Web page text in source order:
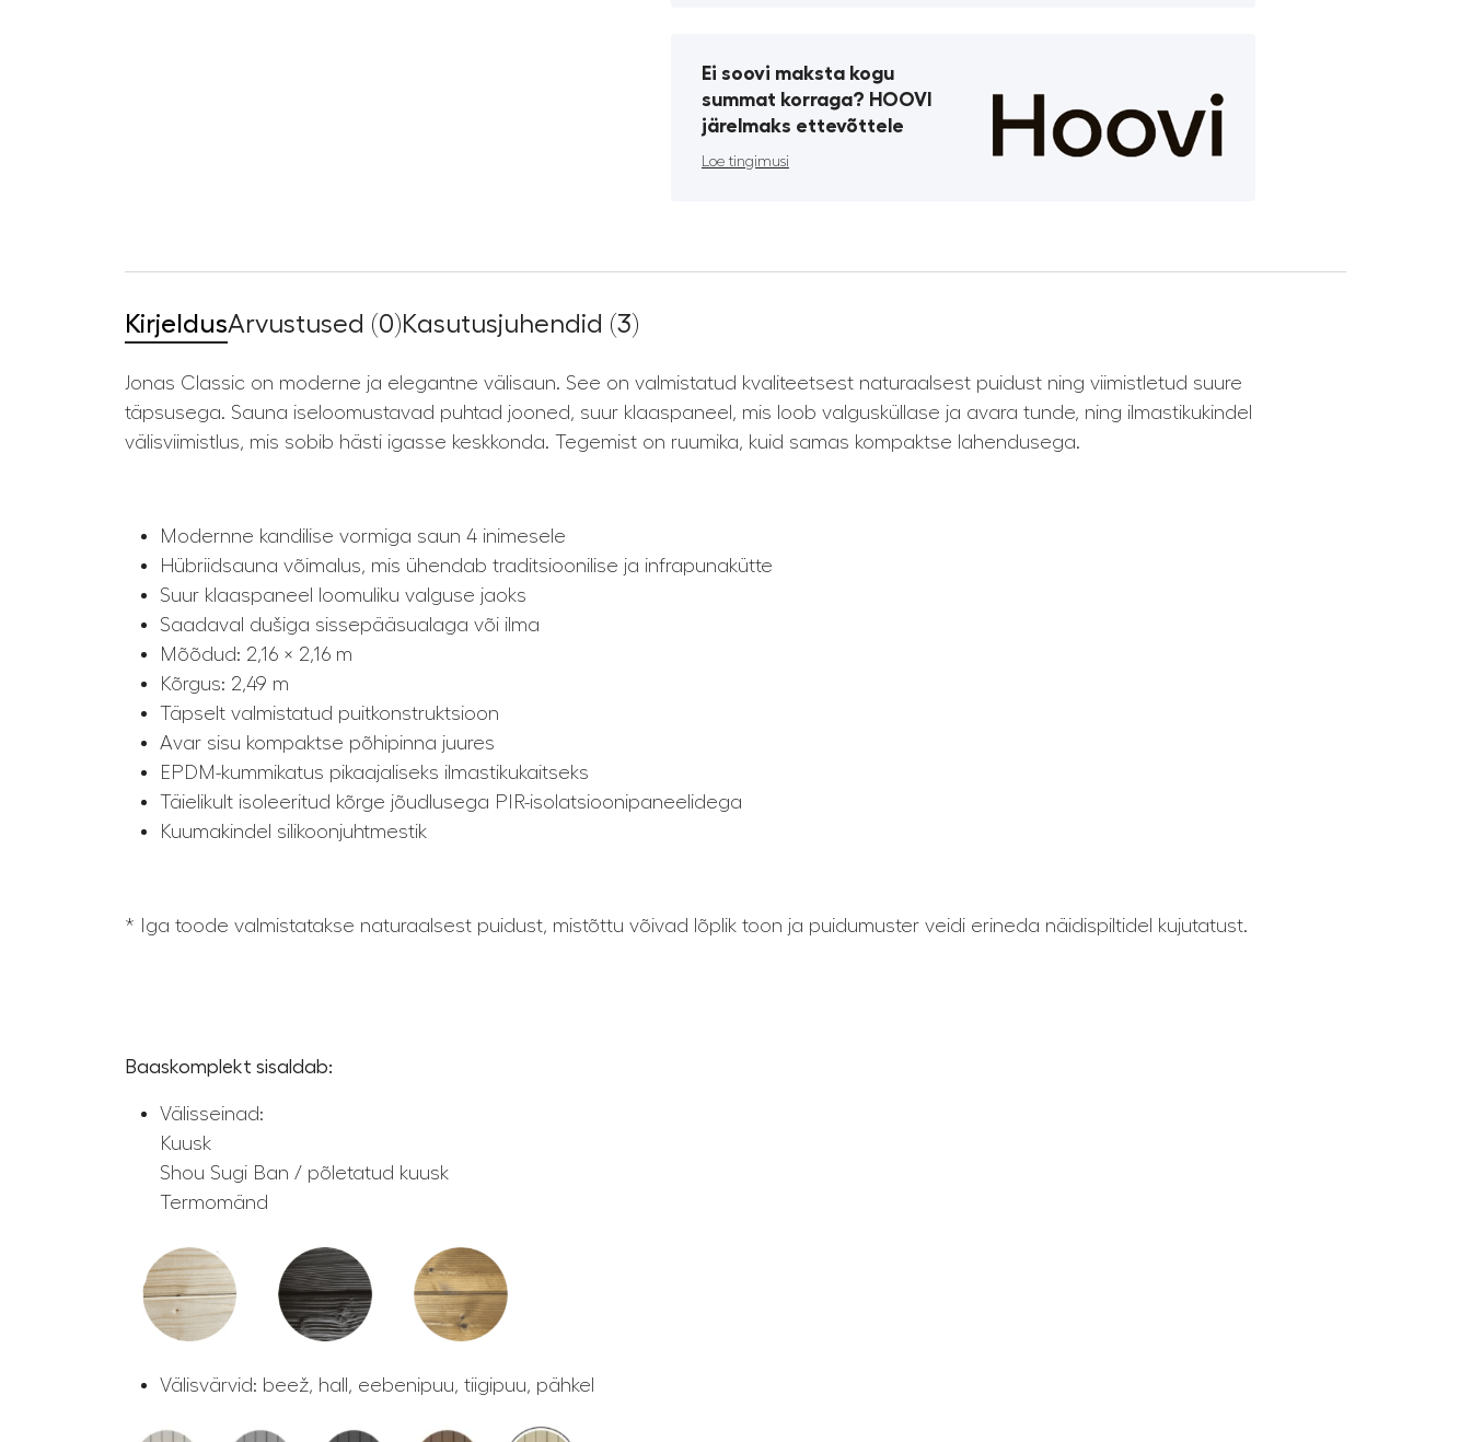
Ei soovi maksta kogu
summat korraga? HOOVI
järelmaks ettevõttele
Loe tingimusi
KirjeldusArvustused (0)Kasutusjuhendid (3)
Jonas Classic on moderne ja elegantne välisaun. See on valmistatud kvaliteetsest naturaalsest puidust ning viimistletud suure
täpsusega. Sauna iseloomustavad puhtad jooned, suur klaaspaneel, mis loob valgusküllase ja avara tunde, ning ilmastikukindel
välisviimistlus, mis sobib hästi igasse keskkonda. Tegemist on ruumika, kuid samas kompaktse lahendusega.
Modernne kandilise vormiga saun 4 inimesele
Hübriidsauna võimalus, mis ühendab traditsioonilise ja infrapunakütte
Suur klaaspaneel loomuliku valguse jaoks
Saadaval dušiga sissepääsualaga või ilma
Mõõdud: 2,16 × 2,16 m
Kõrgus: 2,49 m
Täpselt valmistatud puitkonstruktsioon
Avar sisu kompaktse põhipinna juures
EPDM-kummikatus pikaajaliseks ilmastikukaitseks
Täielikult isoleeritud kõrge jõudlusega PIR-isolatsioonipaneelidega
Kuumakindel silikoonjuhtmestik
* Iga toode valmistatakse naturaalsest puidust, mistõttu võivad lõplik toon ja puidumuster veidi erineda näidispiltidel kujutatust.
Baaskomplekt sisaldab:
Välisseinad:
Kuusk
Shou Sugi Ban / põletatud kuusk
Termomänd
Välisvärvid: beež, hall, eebenipuu, tiigipuu, pähkel